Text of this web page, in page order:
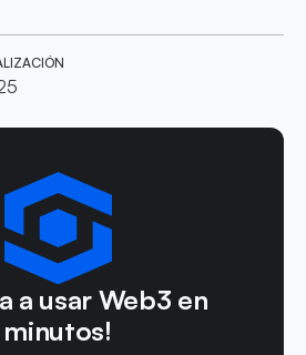
a usar Web3 en
minutos!